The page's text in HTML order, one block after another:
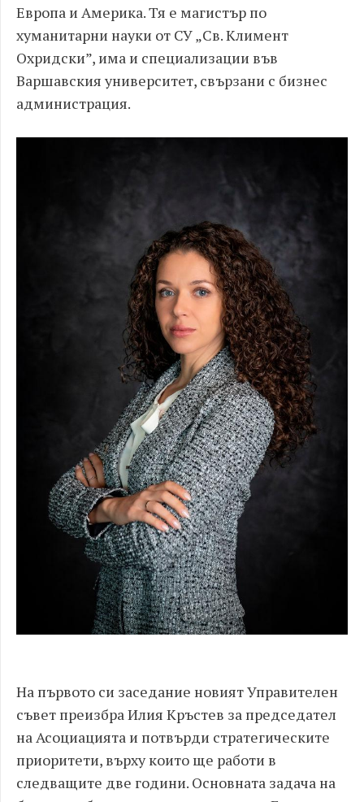
Европа и Америка. Тя е магистър по
хуманитарни науки от СУ „Св. Климент
Охридски”, има и специализации във
Варшавския университет, свързани с бизнес
администрация.
На първото си заседание новият Управителен
съвет преизбра Илия Кръстев за председател
на Асоциацията и потвърди стратегическите
приоритети, върху които ще работи в
следващите две години. Основната задача на